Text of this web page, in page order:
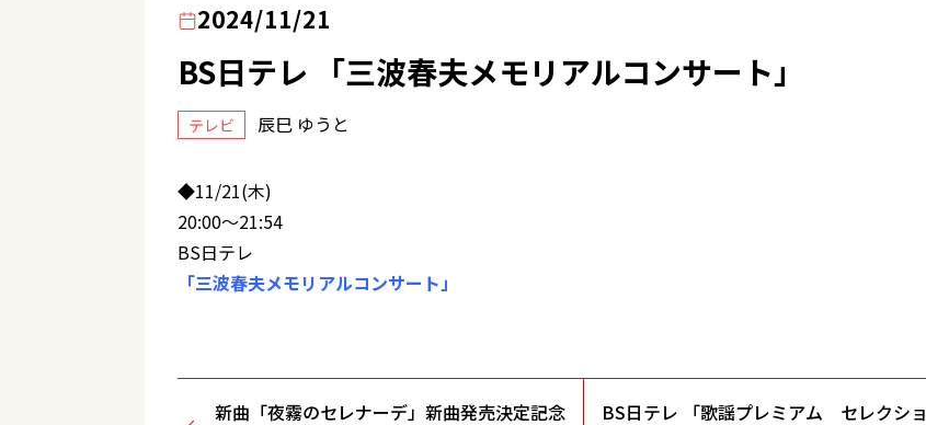
2024/11/21
BS日テレ 「三波春夫メモリアルコンサート」
テレビ 辰巳 ゆうと
◆11/21(木)
20:00～21:54
BS日テレ
「三波春夫メモリアルコンサート」
新曲「夜霧のセレナーデ」新曲発売決定記念
BS日テレ 「歌謡プレミアム セレクショ